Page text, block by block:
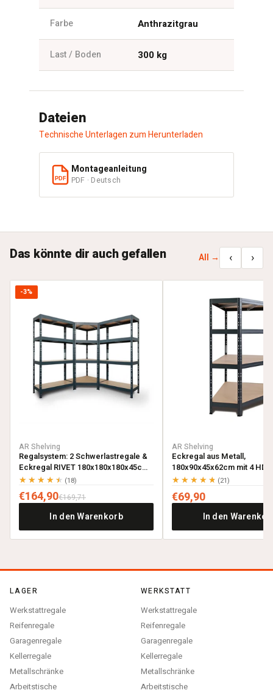
Farbe Anthrazitgrau
Last / Boden 300 kg
Dateien
Technische Unterlagen zum Herunterladen
PDF
Montageanleitung
PDF · Deutsch
Das könnte dir auch gefallen All → ‹ ›
-3%
AR Shelving
Regalsystem: 2 Schwerlastregale &
Eckregal RIVET 180x180x180x45cm
mit 4 HDF-Böden, anthrazitgrau
★★★★★ (18)
€164,90€169,71
In den Warenkorb
AR Shelving
Eckregal aus Metall,
180x90x45x62cm mit 4
anthrazitgrau
★★★★★ (21)
€69,90
In den
LAGER
Werkstattregale
Reifenregale
Garagenregale
Kellerregale
Metallschränke
Arbeitstische
WERKSTATT
Werkstattregale
Reifenregale
Garagenregale
Kellerregale
Metallschränke
Arbeitstische